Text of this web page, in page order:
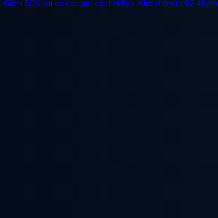
Giảm 50% tất cả các gói, có thời hạn. Khởi điểm từ$2.48/